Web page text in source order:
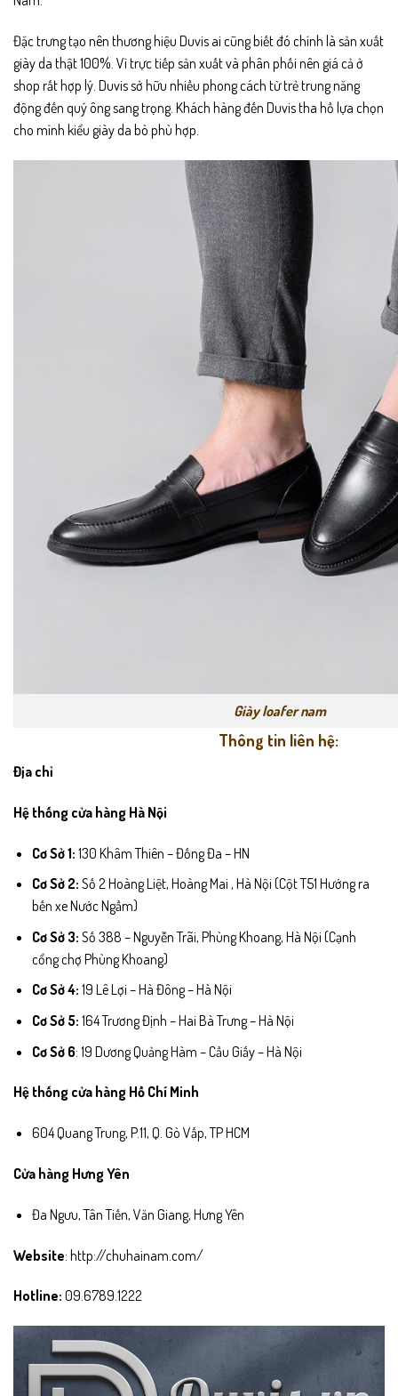
Đặc trưng tạo nên thương hiệu Duvis ai cũng biết đó chính là sản xuất
giày da thật 100%. Vì trực tiếp sản xuất và phân phối nên giá cả ở
shop rất hợp lý. Duvis sở hữu nhiều phong cách từ trẻ trung năng
động đến quý ông sang trọng. Khách hàng đến Duvis tha hồ lựa chọn
cho mình kiểu giày da bò phù hợp.
Giày loafer nam
Thông tin liên hệ:
Địa chỉ
Hệ thống cửa hàng Hà Nội
Cơ Sở 1: 130 Khâm Thiên – Đống Đa – HN
Cơ Sở 2: Số 2 Hoàng Liệt, Hoàng Mai , Hà Nội (Cột T51 Hướng ra
bến xe Nước Ngầm)
Cơ Sở 3: Số 388 – Nguyễn Trãi, Phùng Khoang, Hà Nội (Cạnh
cổng chợ Phùng Khoang)
Cơ Sở 4: 19 Lê Lợi – Hà Đông – Hà Nội
Cơ Sở 5: 164 Trương Định – Hai Bà Trưng – Hà Nội
Cơ Sở 6: 19 Dương Quảng Hàm – Cầu Giấy – Hà Nội
Hệ thống cửa hàng Hồ Chí Minh
604 Quang Trung, P.11, Q. Gò Vấp, TP HCM
Cửa hàng Hưng Yên
Đa Ngưu, Tân Tiến, Văn Giang, Hưng Yên
Website: http://chuhainam.com/
Hotline: 09.6789.1222